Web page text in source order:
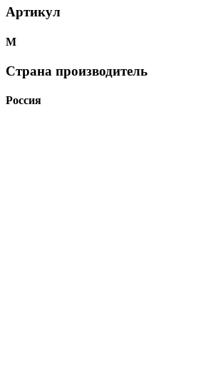
Артикул
М
Страна производитель
Россия